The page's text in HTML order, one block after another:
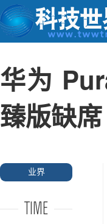
华为
臻版缺席
业界
TIME